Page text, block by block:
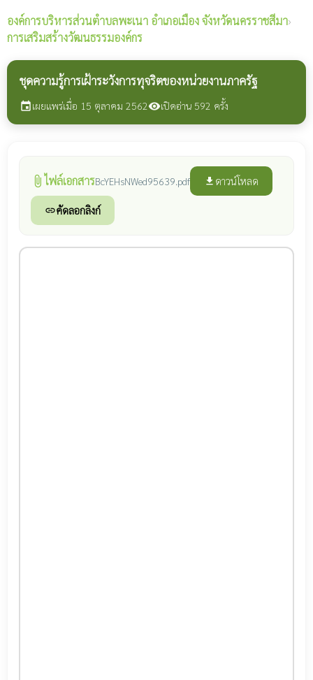
องค์การบริหารส่วนตำบลพะเนา อำเภอเมือง จังหวัดนครราชสีมา›
การเสริมสร้างวัฒนธรรมองค์กร
ชุดความรู้การเฝ้าระวังการทุจริตของหน่วยงานภาครัฐ
eventเผยแพร่เมื่อ 15 ตุลาคม 2562visibilityเปิดอ่าน 592 ครั้ง
attach_file ไฟล์เอกสารBcYEHsNWed95639.pdf file_download ดาวน์โหลด
linkคัดลอกลิงก์